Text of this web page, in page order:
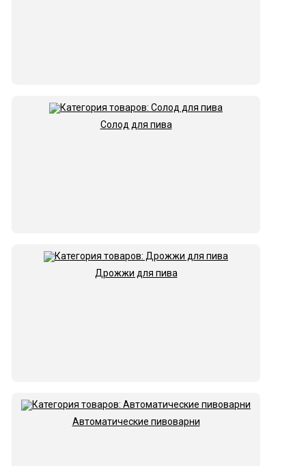
Солод для пива
Дрожжи для пива
Автоматические пивоварни